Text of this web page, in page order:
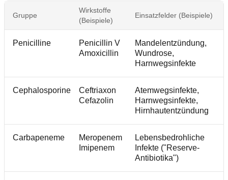
Gruppe
Wirkstoffe
(Beispiele)
Einsatzfelder (Beispiele)
Penicilline
Penicillin V
Amoxicillin
Mandelentzündung,
Wundrose,
Harnwegsinfekte
Cephalosporine
Ceftriaxon
Cefazolin
Atemwegsinfekte,
Harnwegsinfekte,
Hirnhautentzündung
Carbapeneme
Meropenem
Imipenem
Lebensbedrohliche
Infekte ("Reserve-
Antibiotika")